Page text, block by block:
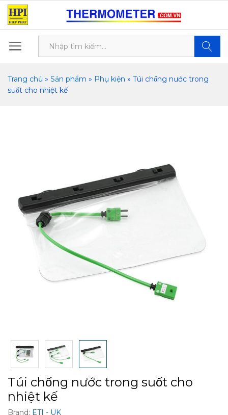
Trang chủ » Sản phẩm » Phụ kiện » Túi chống nước trong
suốt cho nhiệt kế
Túi chống nước trong suốt cho
nhiệt kế
Brand: ETI - UK